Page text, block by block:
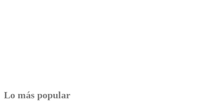
Lo más popular